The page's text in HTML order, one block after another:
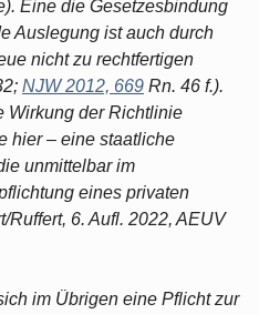
Eine die Gesetzesbindung
Auslegung ist auch durch
nicht zu rechtfertigen
NJW 2012, 669 Rn. 46 f.).
Wirkung der Richtlinie
hier – eine staatliche
unmittelbar im
eines privaten
Ruffert, 6. Aufl. 2022, AEUV
im Übrigen eine Pflicht zur